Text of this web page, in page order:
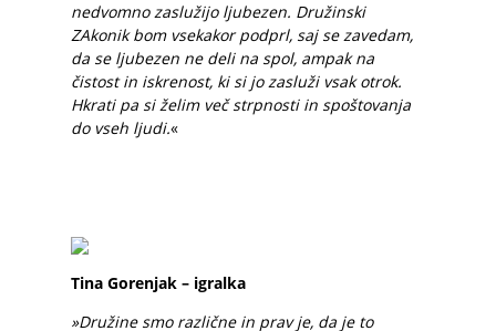
nedvomno zaslužijo ljubezen. Družinski
ZAkonik bom vsekakor podprl, saj se zavedam,
da se ljubezen ne deli na spol, ampak na
čistost in iskrenost, ki si jo zasluži vsak otrok.
Hkrati pa si želim več strpnosti in spoštovanja
do vseh ljudi.«
Tina Gorenjak – igralka
»Družine smo različne in prav je, da je to